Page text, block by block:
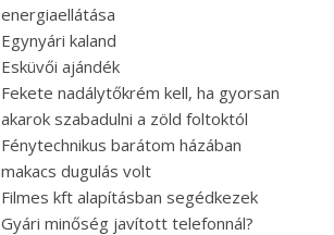
energiaellátása
Egynyári kaland
Esküvői ajándék
Fekete nadálytőkrém kell, ha gyorsan
akarok szabadulni a zöld foltoktól
Fénytechnikus barátom házában
makacs dugulás volt
Filmes kft alapításban segédkezek
Gyári minőség javított telefonnál?